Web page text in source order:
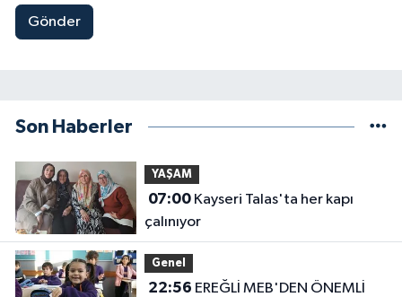
Gönder
Son Haberler
YAŞAM
07:00Kayseri Talas'ta her kapı
çalınıyor
Genel
22:56